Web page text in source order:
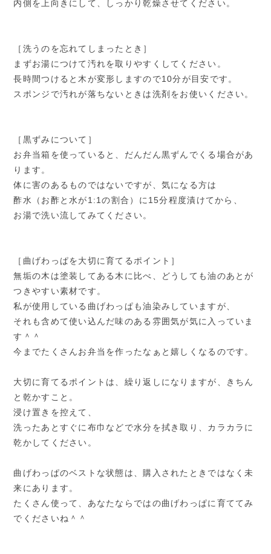
内側を上向きにして、しっかり乾燥させてください。
［洗うのを忘れてしまったとき］
まずお湯につけて汚れを取りやすくしてください。
長時間つけると木が変形しますので10分が目安です。
スポンジで汚れが落ちないときは洗剤をお使いください。
［黒ずみについて］
お弁当箱を使っていると、だんだん黒ずんでくる場合があ
ります。
体に害のあるものではないですが、気になる方は
酢水（お酢と水が1:1の割合）に15分程度漬けてから、
お湯で洗い流してみてください。
［曲げわっぱを大切に育てるポイント］
無垢の木は塗装してある木に比べ、どうしても油のあとが
つきやすい素材です。
私が使用している曲げわっぱも油染みしていますが、
それも含めて使い込んだ味のある雰囲気が気に入っていま
す＾＾
今までたくさんお弁当を作ったなぁと嬉しくなるのです。
大切に育てるポイントは、繰り返しになりますが、きちん
と乾かすこと。
浸け置きを控えて、
洗ったあとすぐに布巾などで水分を拭き取り、カラカラに
乾かしてください。
曲げわっぱのベストな状態は、購入されたときではなく未
来にあります。
たくさん使って、あなたならではの曲げわっぱに育ててみ
でくださいね＾＾